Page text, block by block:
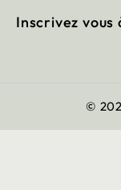
Inscrivez
©